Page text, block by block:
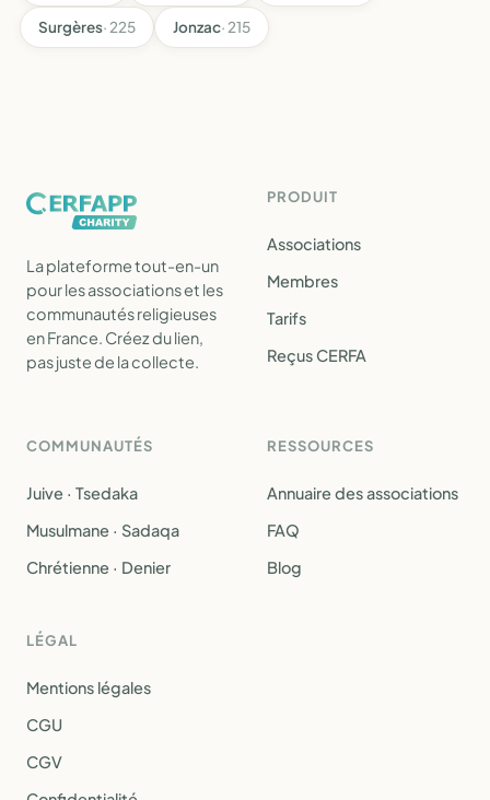
Surgères· 225 Jonzac· 215
La plateforme tout-en-un
pour les associations et les
communautés religieuses
en France. Créez du lien,
pas juste de la collecte.
PRODUIT
Associations
Membres
Tarifs
Reçus CERFA
COMMUNAUTÉS
Juive · Tsedaka
Musulmane · Sadaqa
Chrétienne · Denier
RESSOURCES
Annuaire des associations
FAQ
Blog
LÉGAL
Mentions légales
CGU
CGV